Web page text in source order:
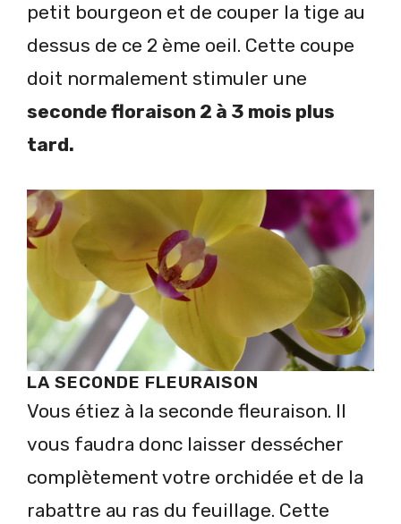
petit bourgeon et de couper la tige au
dessus de ce 2 ème oeil. Cette coupe
doit normalement stimuler une
seconde floraison 2 à 3 mois plus
tard.
LA SECONDE FLEURAISON
Vous étiez à la seconde fleuraison. Il
vous faudra donc laisser dessécher
complètement votre orchidée et de la
rabattre au ras du feuillage. Cette